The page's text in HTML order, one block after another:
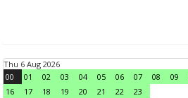
Thu 6 Aug 2026
00
01 02 03 04 05 06 07 08 09
16
17 18 19 20 21 22
23